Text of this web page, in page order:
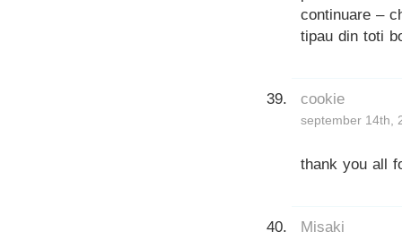
continuare –
tipau din toti
cookie
september 14th,
thank you all
Misaki